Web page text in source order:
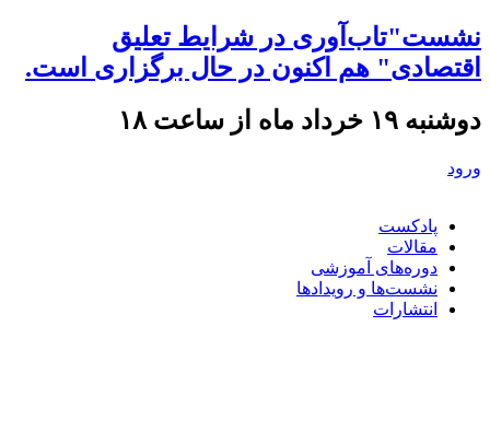
نشست"تاب‌آوری در شرایط تعلیق
اقتصادی" هم اکنون در حال برگزاری است.
دوشنبه ۱۹ خرداد ماه از ساعت ۱۸
ورود
پادکست
مقالات
دوره‌های آموزشی
نشست‌ها و رویدادها
انتشارات